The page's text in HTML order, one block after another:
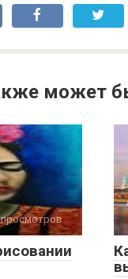
может